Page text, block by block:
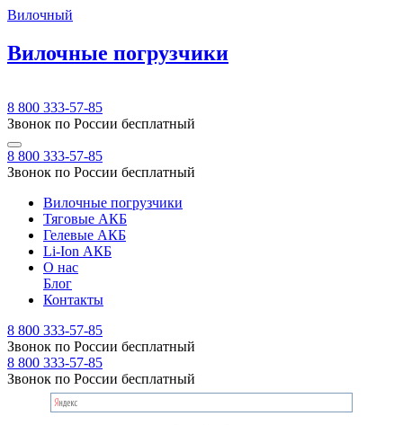
Вилочный
Вилочные погрузчики
8 800 333-57-85
Звонок по России бесплатный
8 800 333-57-85
Звонок по России бесплатный
Вилочные погрузчики
Тяговые АКБ
Гелевые АКБ
Li-Ion АКБ
О нас
Блог
Контакты
8 800 333-57-85
Звонок по России бесплатный
8 800 333-57-85
Звонок по России бесплатный